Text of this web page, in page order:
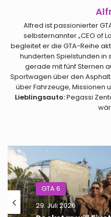
Alfred ist passionierter
selbsternannter „CEO of
begleitet er die GTA-Reihe
hunderten Spielstunden in
gerade mit fünf Sternen
Sportwagen über den
über Fahrzeuge, Missionen
Lieblingsauto:Pegassi
GTA 6
29. Juli 2026